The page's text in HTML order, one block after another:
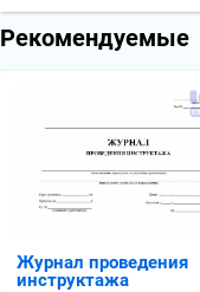
Рекомендуемые
Журнал проведения
инструктажа